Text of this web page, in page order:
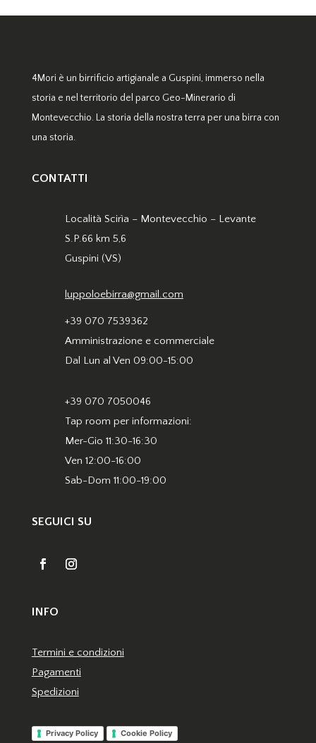
4Mori è un birrificio artigianale a Guspini, immerso nella
storia e nel territorio del parco Geo-Minerario di
Montevecchio. La storia della nostra terra per una birra con
una storia.
CONTATTI
Località Scirìa – Montevecchio – Levante
S.P.66 km 5,6
Guspini (VS)
luppoloebirra@gmail.com
+39 070 7539362
Amministrazione e commerciale
Dal Lun al Ven 09:00-15:00
+39 070 7050046
Tap room per informazioni:
Mer-Gio 11:30-16:30
Ven 12:00-16:00
Sab-Dom 11:00-19:00
SEGUICI SU
INFO
Termini e condizioni
Pagamenti
Spedizioni
Privacy Policy Cookie Policy